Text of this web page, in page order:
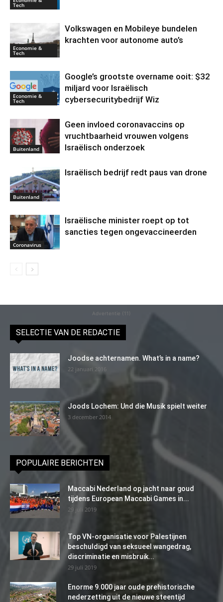
Tech
Economie &
Tech
Volkswagen en Mobileye bundelen
krachten voor autonome auto’s
Economie &
Tech
Google’s grootste overname ooit: $32
miljard voor Israëlisch
cybersecuritybedrijf Wiz
Buitenland
Geen invloed coronavaccins op
vruchtbaarheid vrouwen volgens
Israëlisch onderzoek
Buitenland
Israëlisch bedrijf redt paus van drone
Coronavirus
Israëlische minister roept op tot
sancties tegen ongevaccineerden
Advertentie (11)
SELECTIE VAN DE REDACTIE
Joodse achternamen. What’s in a name?
22 januari 2016
Joods Lochem: Und die Musik spielt weiter
3 december 2014
POPULAIRE BERICHTEN
Maccabi Nederland op jacht naar goud
tijdens European Maccabi Games in...
29 juli 2019
Top VN-organisatie voor Palestijnen
beschuldigd van seksueel wangedrag,
discriminatie en misbruik...
29 juli 2019
Enorme 9.000 jaar oude prehistorische
nederzetting uit de nieuwe steentijd